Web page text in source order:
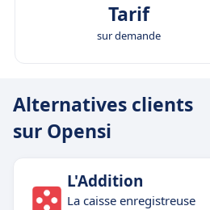
Tarif
sur demande
Alternatives clients
sur Opensi
L'Addition
La caisse enregistreuse